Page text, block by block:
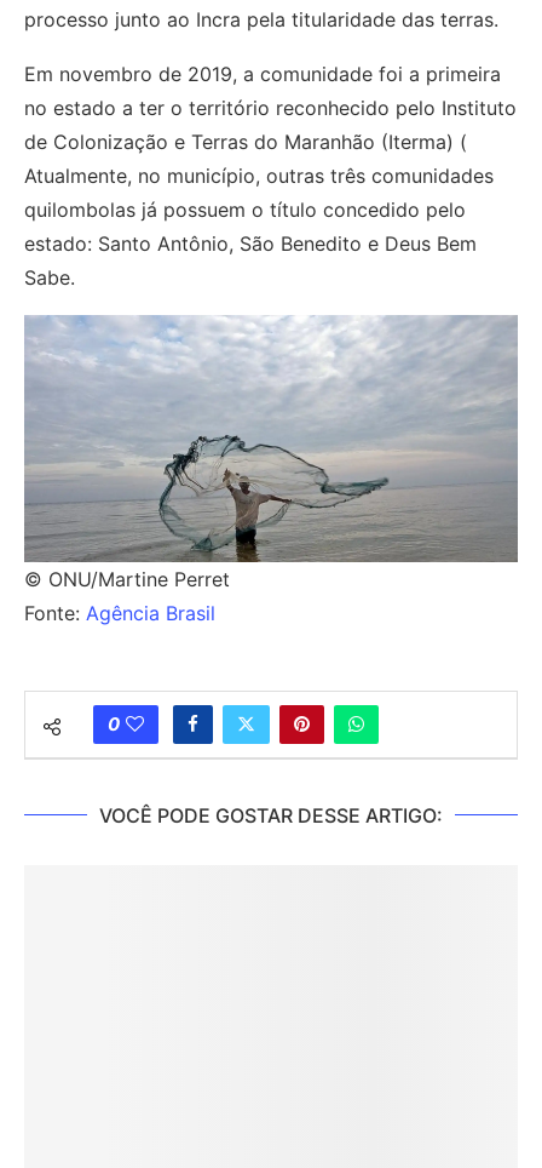
processo junto ao Incra pela titularidade das terras.
Em novembro de 2019, a comunidade foi a primeira
no estado a ter o território reconhecido pelo Instituto
de Colonização e Terras do Maranhão (Iterma) (
Atualmente, no município, outras três comunidades
quilombolas já possuem o título concedido pelo
estado: Santo Antônio, São Benedito e Deus Bem
Sabe.
© ONU/Martine Perret
Fonte: Agência Brasil
0
VOCÊ PODE GOSTAR DESSE ARTIGO: